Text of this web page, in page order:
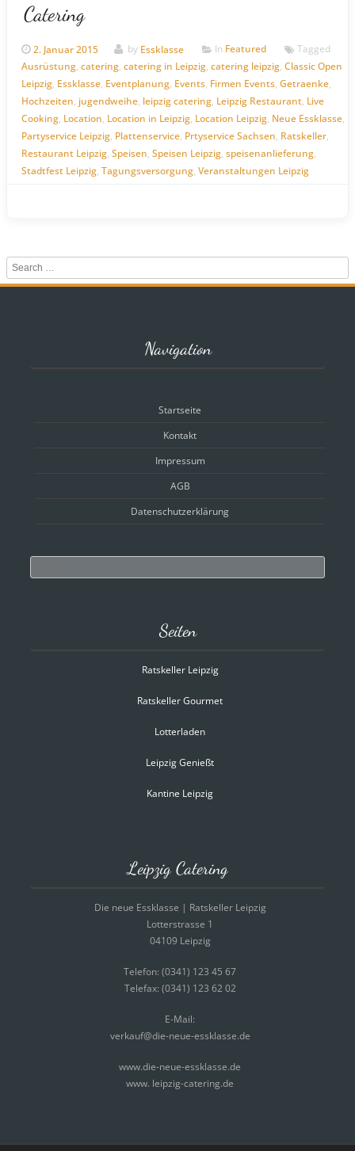
Catering
2. Januar 2015 by Essklasse In Featured
Tagged
Ausrüstung, catering, catering in Leipzig, catering leipzig, Classic Open
Leipzig, Essklasse, Eventplanung, Events, Firmen Events, Getraenke,
Hochzeiten, jugendweihe, leipzig catering, Leipzig Restaurant, Live
Cooking, Location, Location in Leipzig, Location Leipzig, Neue Essklasse,
Partyservice Leipzig, Plattenservice, Prtyservice Sachsen, Ratskeller,
Restaurant Leipzig, Speisen, Speisen Leipzig, speisenanlieferung,
Stadtfest Leipzig, Tagungsversorgung, Veranstaltungen Leipzig
Search
Navigation
Startseite
Kontakt
Impressum
AGB
Datenschutzerklärung
Seiten
Ratskeller Leipzig
Ratskeller Gourmet
Lotterladen
Leipzig Genießt
Kantine Leipzig
Leipzig Catering
Die neue Essklasse | Ratskeller Leipzig
Lotterstrasse 1
04109 Leipzig
Telefon: (0341) 123 45 67
Telefax: (0341) 123 62 02
E-Mail:
verkauf@die-neue-essklasse.de
www.die-neue-essklasse.de
www. leipzig-catering.de